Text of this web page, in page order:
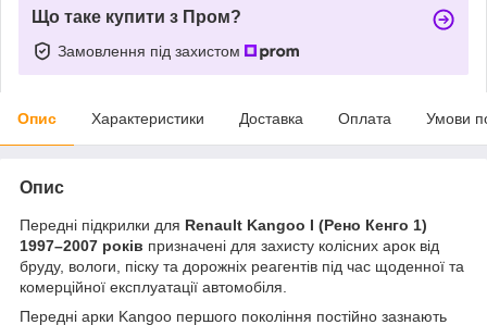
Що таке купити з Пром?
Замовлення під захистом
Опис Характеристики Доставка Оплата Умови
Опис
Передні підкрилки для Renault Kangoo I (Рено Кенго 1)
1997–2007 років призначені для захисту колісних арок від
бруду, вологи, піску та дорожніх реагентів під час щоденної та
комерційної експлуатації автомобіля.
Передні арки Kangoo першого покоління постійно зазнають